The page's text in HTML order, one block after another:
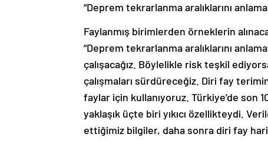
“Deprem tekrarlanma aralıklarını
Faylanmış birimlerden örneklerin
“Deprem tekrarlanma aralıklarını
çalışacağız. Böylelikle risk teşkil
çalışmaları sürdüreceğiz. Diri fay
faylar için kullanıyoruz. Türkiye’de son
yaklaşık üçte biri yıkıcı özellikteydi.
ettiğimiz bilgiler, daha sonra diri fay